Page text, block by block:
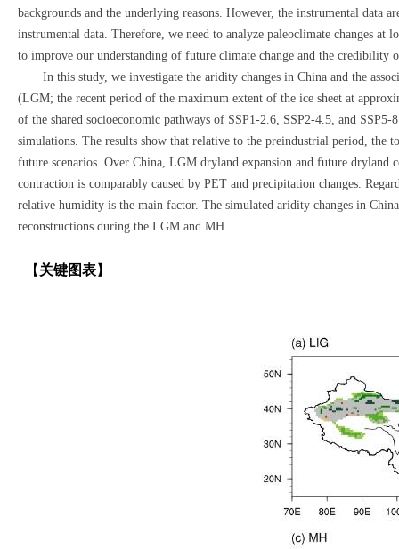
backgrounds and the underlying reasons. However, the instrumental
instrumental data. Therefore, we need to analyze paleoclimate changes at
to improve our understanding of future climate change and the credibility
In this study, we investigate the aridity changes in China and the
(LGM; the recent period of the maximum extent of the ice sheet at
of the shared socioeconomic pathways of SSP1-2.6, SSP2-4.5, and
simulations. The results show that relative to the preindustrial period,
future scenarios. Over China, LGM dryland expansion and future
contraction is comparably caused by PET and precipitation changes.
relative humidity is the main factor. The simulated aridity changes in
reconstructions during the LGM and MH.
【 关键图表】